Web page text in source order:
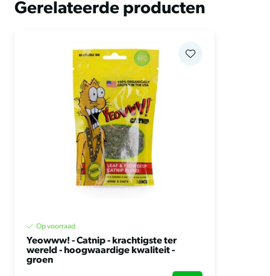
Gerelateerde producten
Op voorraad
Yeowww! - Catnip - krachtigste ter
wereld - hoogwaardige kwaliteit -
groen